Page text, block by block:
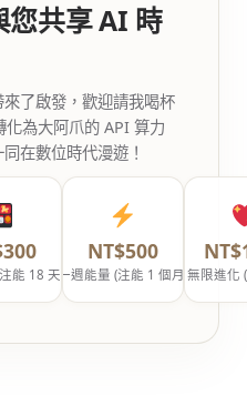
您共享 AI 時
了啟發，歡迎請我喝杯
為大阿爪的 API 算力
在數位時代漫遊！
能 18 天)
NT$500
一週能量 (注能 1 個月)無限進化